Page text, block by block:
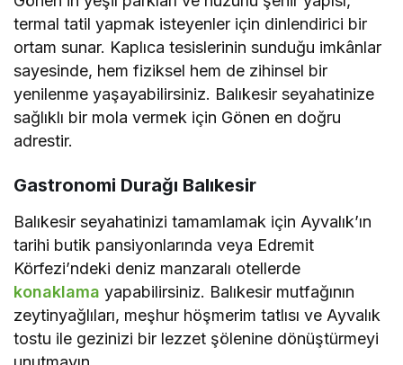
termal tatil yapmak isteyenler için dinlendirici bir
ortam sunar. Kaplıca tesislerinin sunduğu imkânlar
sayesinde, hem fiziksel hem de zihinsel bir
yenilenme yaşayabilirsiniz. Balıkesir seyahatinize
sağlıklı bir mola vermek için Gönen en doğru
adrestir.
Gastronomi Durağı Balıkesir
Balıkesir seyahatinizi tamamlamak için Ayvalık’ın
tarihi butik pansiyonlarında veya Edremit
Körfezi’ndeki deniz manzaralı otellerde
konaklama yapabilirsiniz. Balıkesir mutfağının
zeytinyağlıları, meşhur höşmerim tatlısı ve Ayvalık
tostu ile gezinizi bir lezzet şölenine dönüştürmeyi